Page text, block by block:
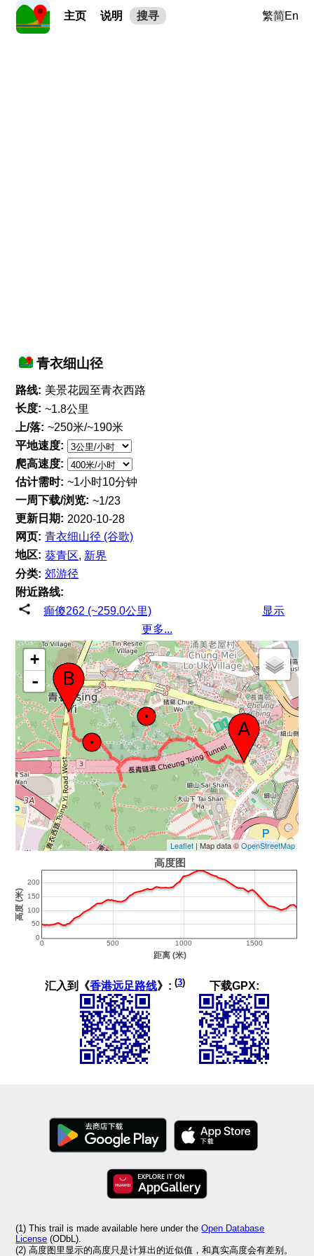
主页 说明 搜寻 繁简En
青衣细山径
路线: 美景花园至青衣西路
长度: ~1.8公里
上/落: ~250米/~190米
平地速度:
爬高速度:
估计需时: ~1小时10分钟
一周下载/浏览: ~1/23
更新日期: 2020-10-28
网页: 青衣细山径 (谷歌)
地区: 葵青区, 新界
分类: 郊游径
附近路线:
癲傻262 (~259.0公里)
显示
更多...
+
-
Leaflet| Map data ©OpenStreetMap
汇入到《香港远足路线》: (3) 下载GPX:
(1) This trail is made available here under theOpen Database
License (ODbL).
(2) 高度图里显示的高度只是计算出的近似值，和真实高度会有差别。